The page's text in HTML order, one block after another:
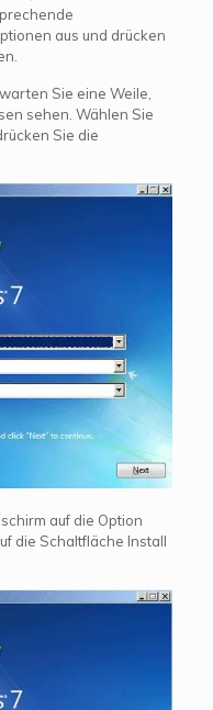
aus und drücken
Sie eine Weile,
sehen. Wählen Sie
Sie die
auf die Option
die Schaltfläche Install